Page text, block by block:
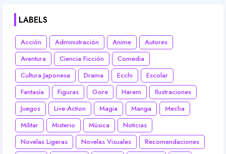
LABELS
Acción Administración Anime
Autores
Aventura
Ciencia Ficción
Comedia
Cultura Japonesa
Drama Ecchi
Escolar
Fantasía
Figuras Gore Harem
Ilustraciones
Juegos
Live-Action Magia Manga
Mecha
Militar
Misterio Música
Noticias
Novelas Ligeras
Novelas Visuales
Recomendaciones